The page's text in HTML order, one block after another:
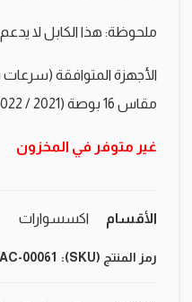
ملحوظة: هذا الكابل لا
مقاس 16 بوصة (2021 / 2022)
غير متوفر في المخزون
الأقسام اكسسوارات
رمز المنتج (SKU): 00061